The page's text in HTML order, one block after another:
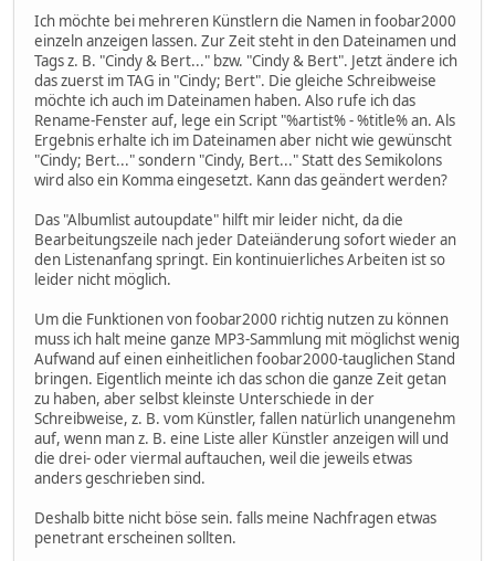
Ich möchte bei mehreren Künstlern die Namen in foobar2000
einzeln anzeigen lassen. Zur Zeit steht in den Dateinamen und
Tags z. B. "Cindy & Bert..." bzw. "Cindy & Bert". Jetzt ändere ich
das zuerst im TAG in "Cindy; Bert". Die gleiche Schreibweise
möchte ich auch im Dateinamen haben. Also rufe ich das
Rename-Fenster auf, lege ein Script "%artist% - %title% an. Als
Ergebnis erhalte ich im Dateinamen aber nicht wie gewünscht
"Cindy; Bert..." sondern "Cindy, Bert..." Statt des Semikolons
wird also ein Komma eingesetzt. Kann das geändert werden?
Das "Albumlist autoupdate" hilft mir leider nicht, da die
Bearbeitungszeile nach jeder Dateiänderung sofort wieder an
den Listenanfang springt. Ein kontinuierliches Arbeiten ist so
leider nicht möglich.
Um die Funktionen von foobar2000 richtig nutzen zu können
muss ich halt meine ganze MP3-Sammlung mit möglichst wenig
Aufwand auf einen einheitlichen foobar2000-tauglichen Stand
bringen. Eigentlich meinte ich das schon die ganze Zeit getan
zu haben, aber selbst kleinste Unterschiede in der
Schreibweise, z. B. vom Künstler, fallen natürlich unangenehm
auf, wenn man z. B. eine Liste aller Künstler anzeigen will und
die drei- oder viermal auftauchen, weil die jeweils etwas
anders geschrieben sind.
Deshalb bitte nicht böse sein. falls meine Nachfragen etwas
penetrant erscheinen sollten.